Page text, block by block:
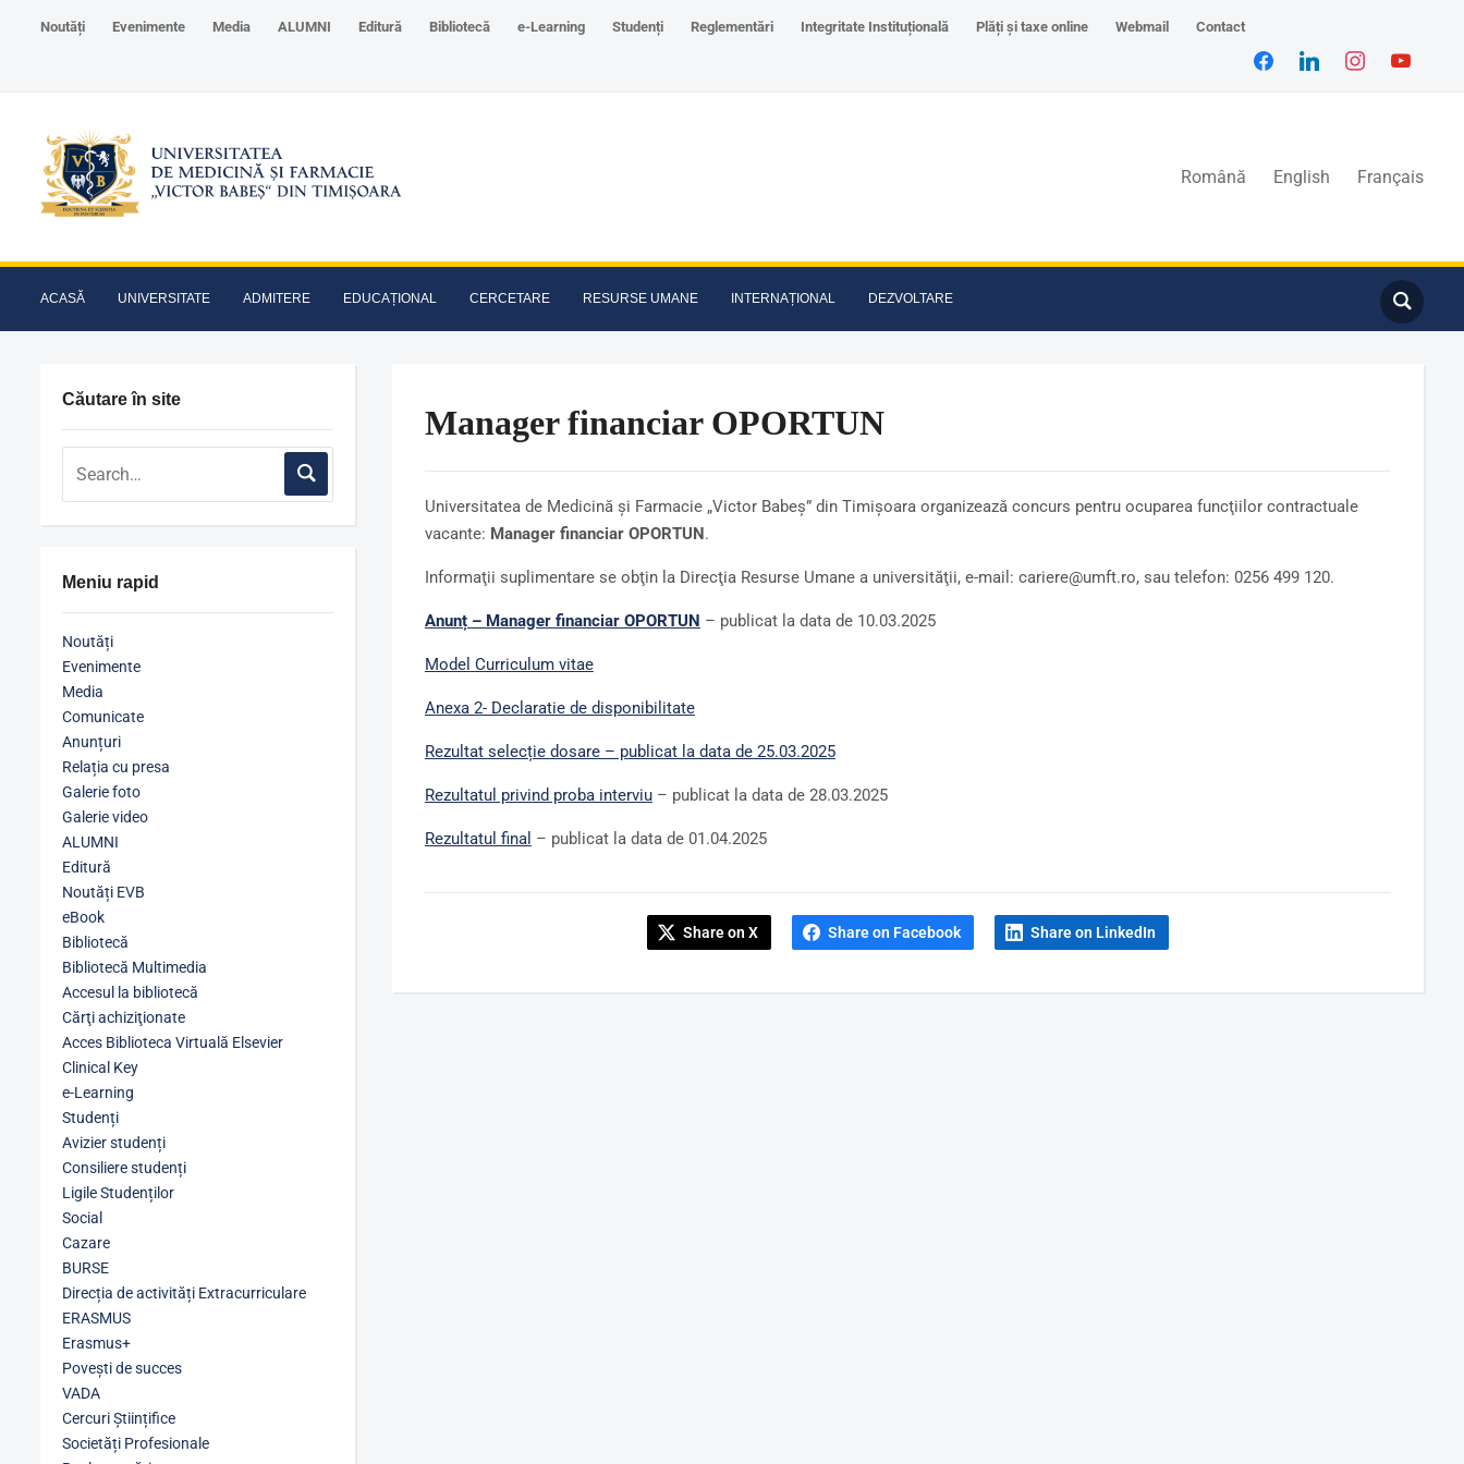
Noutăți Evenimente Media ALUMNI Editură Bibliotecă e-Learning Studenți Reglementări Integritate Instituțională Plăți și taxe online Webmail Contact
Română English Français
ACASĂ UNIVERSITATE ADMITERE EDUCAȚIONAL CERCETARE RESURSE UMANE INTERNAȚIONAL DEZVOLTARE
Căutare în site
Meniu rapid
Noutăți
Evenimente
Media
Comunicate
Anunțuri
Relația cu presa
Galerie foto
Galerie video
ALUMNI
Editură
Noutăți EVB
eBook
Bibliotecă
Bibliotecă Multimedia
Accesul la bibliotecă
Cărţi achiziţionate
Acces Biblioteca Virtuală Elsevier
Clinical Key
e-Learning
Studenți
Avizier studenți
Consiliere studenți
Ligile Studenților
Social
Cazare
BURSE
Direcția de activități Extracurriculare
ERASMUS
Erasmus+
Povești de succes
VADA
Cercuri Științifice
Societăți Profesionale
Manager financiar OPORTUN
Universitatea de Medicină şi Farmacie „Victor Babeş” din Timişoara organizează concurs pentru ocuparea funcţiilor contractuale
vacante: Manager financiar OPORTUN.
Informaţii suplimentare se obţin la Direcţia Resurse Umane a universităţii, e-mail: cariere@umft.ro, sau telefon: 0256 499 120.
Anunț – Manager financiar OPORTUN – publicat la data de 10.03.2025
Model Curriculum vitae
Anexa 2- Declaratie de disponibilitate
Rezultat selecție dosare – publicat la data de 25.03.2025
Rezultatul privind proba interviu– publicat la data de 28.03.2025
Rezultatul final – publicat la data de 01.04.2025
Share on X Share on Facebook Share on LinkedIn